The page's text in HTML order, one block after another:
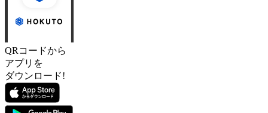
QRコードから
アプリを
ダウンロード!